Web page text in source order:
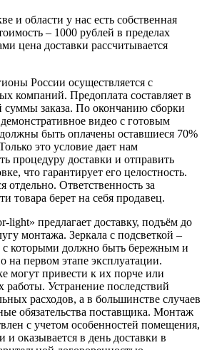
и области у нас есть собственная
– 1000 рублей в пределах
цена доставки рассчитывается
России осуществляется с
компаний. Предоплата составляет в
суммы заказа. По окончанию сборки
видео с готовым
быть оплачены оставшиеся 70%
это условие дает нам
процедуру доставки и отправить
что гарантирует его целостность.
отдельно. Ответственность за
товара берет на себя продавец.
light» предлагает доставку, подъём до
монтажа. Зеркала с подсветкой –
которыми должно быть бережным и
на первом этапе эксплуатации.
могут привести к их порче или
работы. Устранение последствий
расходов, а в большинстве случаев
обязательства поставщика. Монтаж
с учетом особенностей помещения,
и оказывается в день доставки в